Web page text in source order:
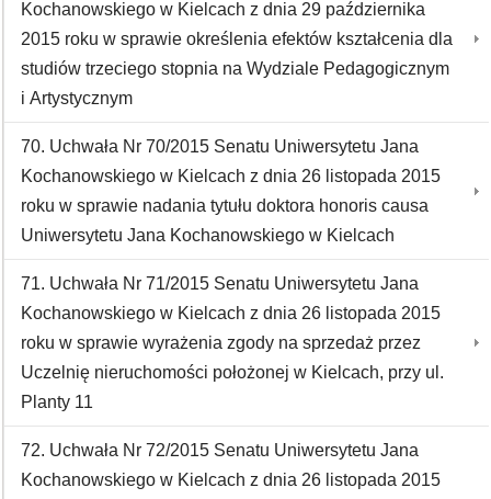
Kochanowskiego w Kielcach z dnia 29 października
2015 roku w sprawie określenia efektów kształcenia dla
studiów trzeciego stopnia na Wydziale Pedagogicznym
i Artystycznym
70. Uchwała Nr 70/2015 Senatu Uniwersytetu Jana
Kochanowskiego w Kielcach z dnia 26 listopada 2015
roku w sprawie nadania tytułu doktora honoris causa
Uniwersytetu Jana Kochanowskiego w Kielcach
71. Uchwała Nr 71/2015 Senatu Uniwersytetu Jana
Kochanowskiego w Kielcach z dnia 26 listopada 2015
roku w sprawie wyrażenia zgody na sprzedaż przez
Uczelnię nieruchomości położonej w Kielcach, przy ul.
Planty 11
72. Uchwała Nr 72/2015 Senatu Uniwersytetu Jana
Kochanowskiego w Kielcach z dnia 26 listopada 2015